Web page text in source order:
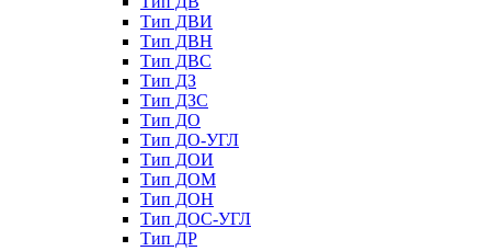
Тип ДВИ
Тип ДВН
Тип ДВС
Тип ДЗ
Тип ДЗС
Тип ДО
Тип ДО-УГЛ
Тип ДОИ
Тип ДОМ
Тип ДОН
Тип ДОС-УГЛ
Тип ДР